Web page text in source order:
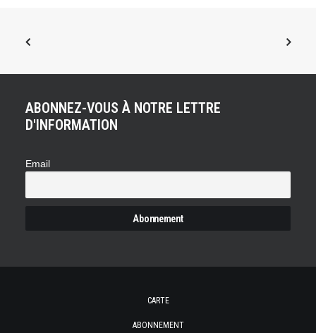
ABONNEZ-VOUS À NOTRE LETTRE
D'INFORMATION
Email
CARTE
ABONNEMENT